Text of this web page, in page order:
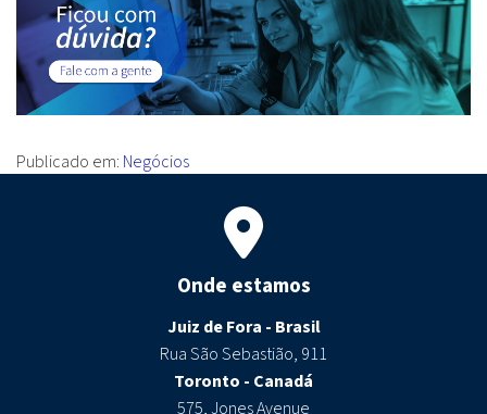
Publicado em: Negócios
Onde estamos
Juiz de Fora - Brasil
Rua São Sebastião, 911
Toronto - Canadá
575, Jones Avenue